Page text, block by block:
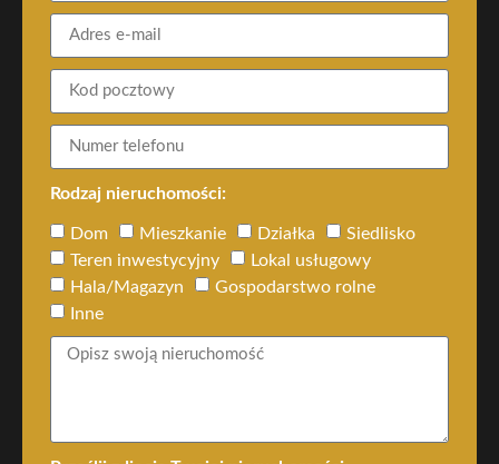
Rodzaj nieruchomości:
Dom Mieszkanie Działka
Siedlisko
Teren inwestycyjny
Lokal usługowy
Hala/Magazyn
Gospodarstwo rolne
Inne